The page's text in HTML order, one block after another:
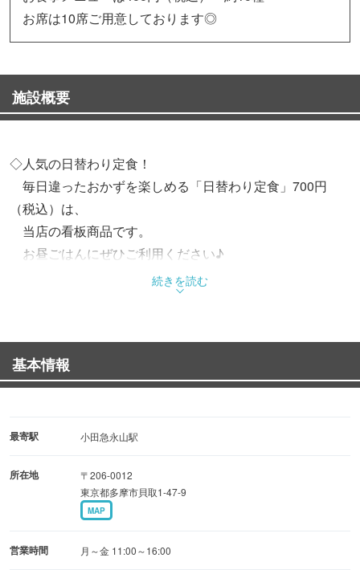
お席は10席ご用意しております◎
施設概要
◇人気の日替わり定食！
毎日違ったおかずを楽しめる「日替わり定食」700円
（税込）は、
当店の看板商品です。
お昼ごはんにぜひご利用ください♪
◇定食メニューは約10種類取り揃え
・おさかな定食 850円（税込）
・煮込み豆腐ハンバーグ定食 850円（税込）
定番のメニューを多数ご用意！
また、ロースかつ丼900円（税込）やかけうどん400円
丼ものや麺類のご用意もございます。
お好きなものをお選びください◎
◇全10席のテーブル席をご用意
続きを読む
基本情報
最寄駅 小田急永山駅
所在地
〒206-0012
東京都多摩市貝取1-47-9
MAP
営業時間 月～金 11:00～16:00